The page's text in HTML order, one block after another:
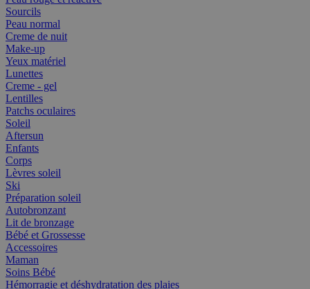
Sourcils
Peau normal
Creme de nuit
Make-up
Yeux matériel
Lunettes
Creme - gel
Lentilles
Patchs oculaires
Soleil
Aftersun
Enfants
Corps
Lèvres soleil
Ski
Préparation soleil
Autobronzant
Lit de bronzage
Bébé et Grossesse
Accessoires
Maman
Soins Bébé
Hémorragie et déshydratation des plaies